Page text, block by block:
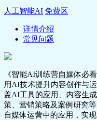
人工智能AI 免费区
详情介绍
常见问题
《智能AI训练营自媒体必
用AI技术提升内容创作与
盖AI工具的应用、内容生
策、营销策略及案例研究
自媒体运营中的应用，实